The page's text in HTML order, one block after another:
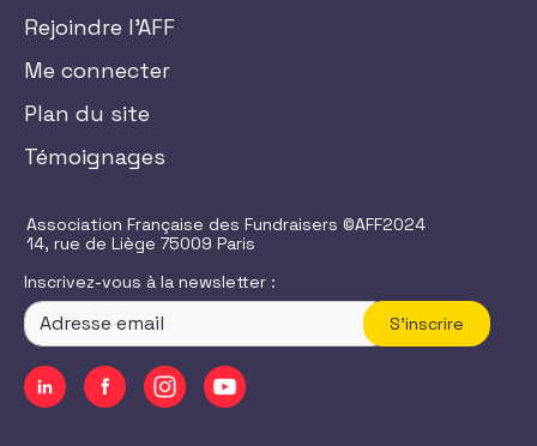
Rejoindre l'AFF
Me connecter
Plan du site
Témoignages
Association Française des Fundraisers ©AFF2024
14, rue de Liège 75009 Paris
Inscrivez-vous à la newsletter :
S'inscrire